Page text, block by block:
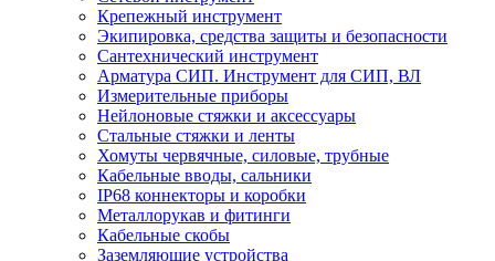
Крепежный инструмент
Экипировка, средства защиты и безопасности
Сантехнический инструмент
Арматура СИП. Инструмент для СИП, ВЛ
Измерительные приборы
Нейлоновые стяжки и аксессуары
Стальные стяжки и ленты
Хомуты червячные, силовые, трубные
Кабельные вводы, сальники
IP68 коннекторы и коробки
Металлорукав и фитинги
Кабельные скобы
Заземляющие устройства